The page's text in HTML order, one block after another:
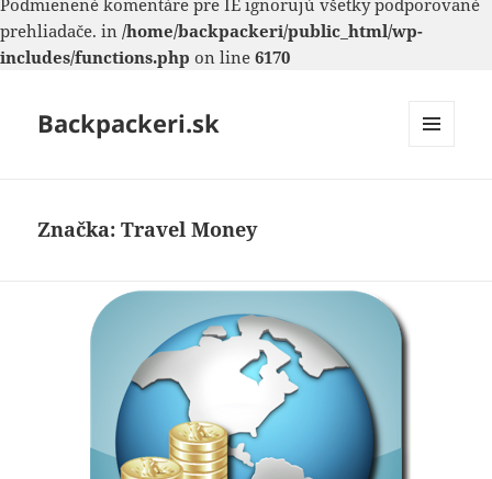
Podmienené komentáre pre IE ignorujú všetky podporované
prehliadače. in /home/backpackeri/public_html/wp-
includes/functions.php on line 6170
Backpackeri.sk
Značka:Travel Money